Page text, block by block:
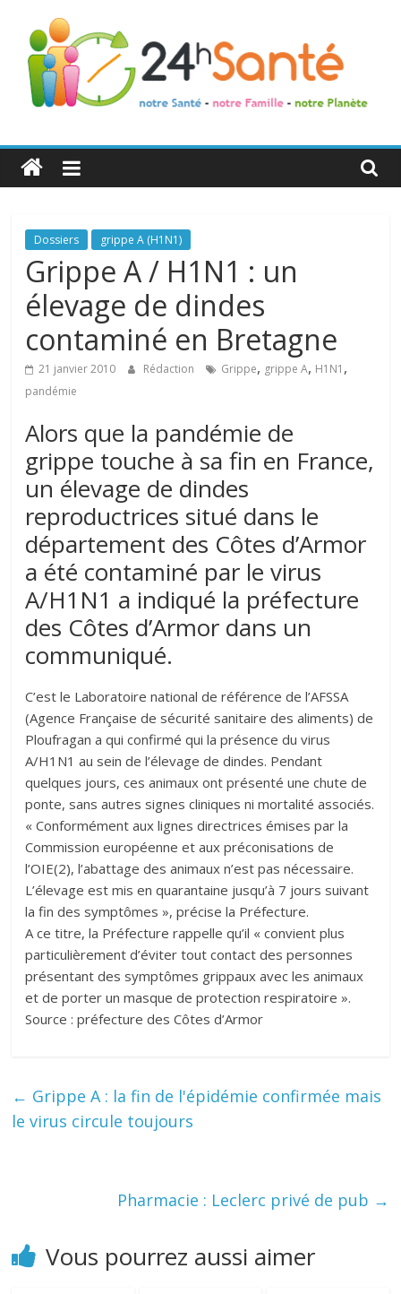
24h
Santé
La
santé
de
toute
famille
Dossiers grippe A (H1N1)
Grippe A / H1N1 : un
élevage de dindes
contaminé en Bretagne
21 janvier 2010 Rédaction Grippe, grippe A, H1N1 ,
pandémie
Alors que la pandémie de
grippe touche à sa fin en France,
un élevage de dindes
reproductrices situé dans le
département des Côtes d’Armor
a été contaminé par le virus
A/H1N1 a indiqué la préfecture
des Côtes d’Armor dans un
communiqué.
C’est le Laboratoire national de référence de l’AFSSA
(Agence Française de sécurité sanitaire des aliments) de
Ploufragan a qui confirmé qui la présence du virus
A/H1N1 au sein de l’élevage de dindes. Pendant
quelques jours, ces animaux ont présenté une chute de
ponte, sans autres signes cliniques ni mortalité associés.
« Conformément aux lignes directrices émises par la
Commission européenne et aux préconisations de
l’OIE(2), l’abattage des animaux n’est pas nécessaire.
L’élevage est mis en quarantaine jusqu’à 7 jours suivant
la fin des symptômes », précise la Préfecture.
A ce titre, la Préfecture rappelle qu’il « convient plus
particulièrement d’éviter tout contact des personnes
présentant des symptômes grippaux avec les animaux
et de porter un masque de protection respiratoire ».
Source : préfecture des Côtes d’Armor
← Grippe A : la fin de l'épidémie confirmée mais
le virus circule toujours
Pharmacie : Leclerc privé de pub →
Vous pourrez aussi aimer